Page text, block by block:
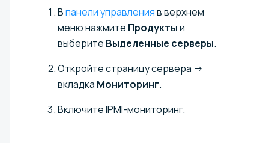
Впанели управленияв верхнем
меню нажмите Продуктыи
выберите Выделенные серверы.
Откройте страницу сервера →
вкладка Мониторинг.
Включите IPMI-мониторинг.